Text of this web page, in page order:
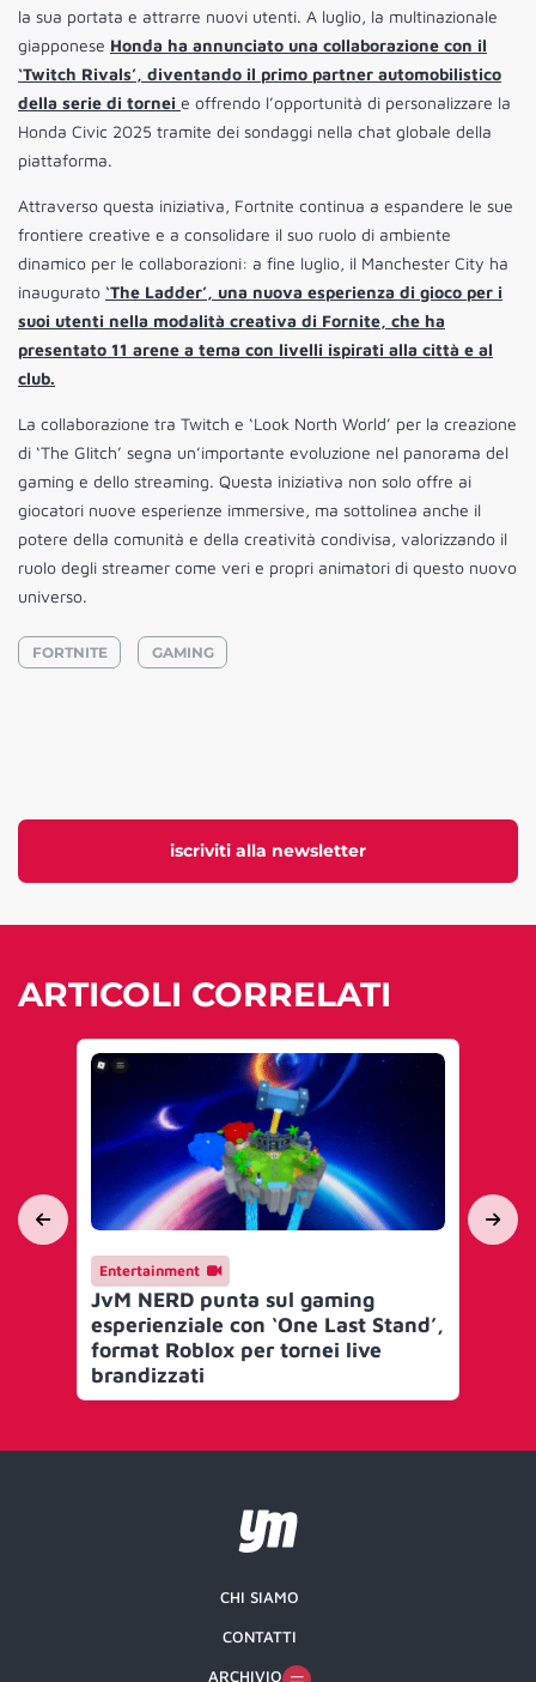
iscriviti alla newsletter
la sua portata e attrarre nuovi utenti. A luglio, la multinazionale
giapponese Honda ha annunciato una collaborazione con il
‘Twitch Rivals’, diventando il primo partner automobilistico
della serie di tornei e offrendo l’opportunità di personalizzare la
Honda Civic 2025 tramite dei sondaggi nella chat globale della
piattaforma.
Attraverso questa iniziativa, Fortnite continua a espandere le sue
frontiere creative e a consolidare il suo ruolo di ambiente
dinamico per le collaborazioni: a fine luglio, il Manchester City ha
inaugurato ‘The Ladder’, una nuova esperienza di gioco per i
suoi utenti nella modalità creativa di Fornite, che ha
presentato 11 arene a tema con livelli ispirati alla città e al
club.
La collaborazione tra Twitch e ‘Look North World’ per la creazione
di ‘The Glitch’ segna un’importante evoluzione nel panorama del
gaming e dello streaming. Questa iniziativa non solo offre ai
giocatori nuove esperienze immersive, ma sottolinea anche il
potere della comunità e della creatività condivisa, valorizzando il
ruolo degli streamer come veri e propri animatori di questo nuovo
universo.
FORTNITE GAMING
ARTICOLI CORRELATI
Entertainment
JvM NERD punta sul gaming
esperienziale con ‘One Last Stand’,
format Roblox per tornei live
brandizzati
CHI SIAMO
CONTATTI
ARCHIVIO